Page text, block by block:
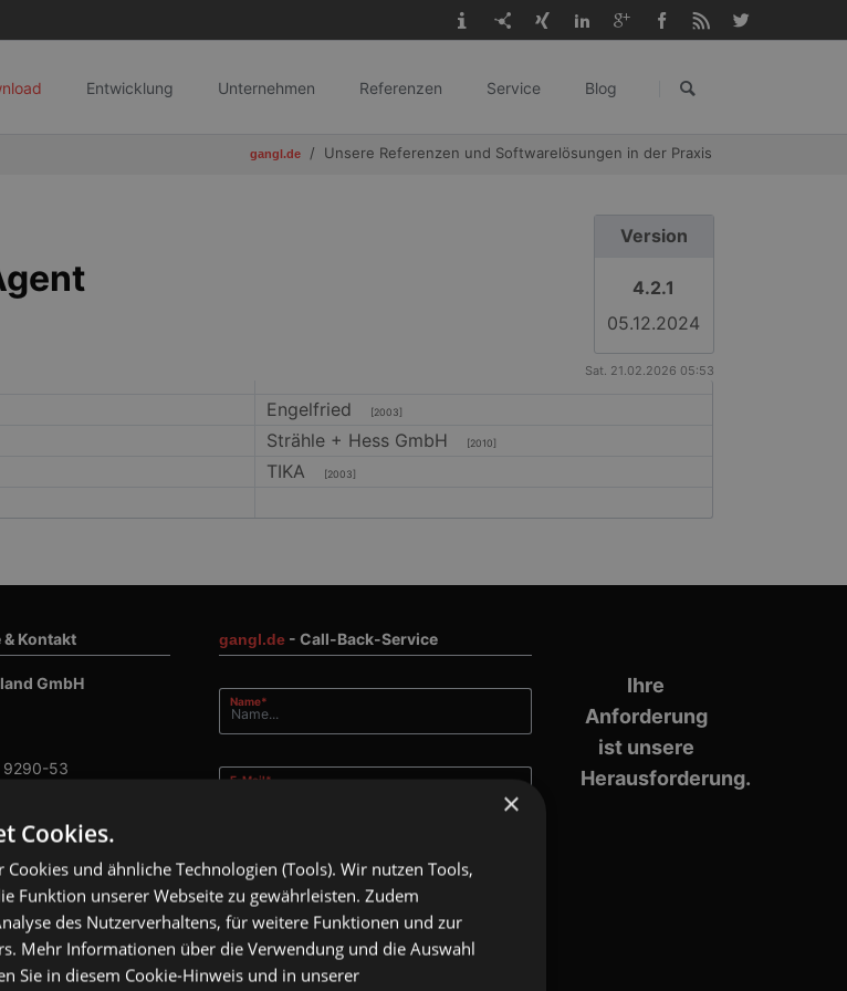
überspringen
Entwicklung Unternehmen Referenzen Service
gangl.de
Blog
gangl.de Unsere Referenzen und Softwarelösungen in der Praxis
Version
4.2.1
05.12.2024
Sat. 21.02.2026 05:53
Engelfried [2003]
Strähle + Hess GmbH [2010]
TIKA [2003]
Kontakt
GmbH
9290-53
gangl.de - Call-Back-Service
Pflichtfeld
Name*
Pflichtfeld
E-Mail*
Ihre
Anforderung
ist unsere
Herausforderung.
×
Cookies.
und ähnliche Technologien (Tools). Wir nutzen Tools,
Funktion unserer Webseite zu gewährleisten. Zudem
des Nutzerverhaltens, für weitere Funktionen und zur
Mehr Informationen über die Verwendung und die Auswahl
Sie in diesem Cookie-Hinweis und in unserer